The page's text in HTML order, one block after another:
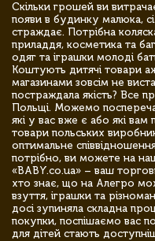
Скільки грошей ви
появи в будинку малюка,
страждає. Потрібна
приладдя, косметика та
одяг та іграшки молоді
Коштують дитячі товари
магазинами зовсім не
постраждала якість? Все
Польщі. Можемо
які у вас вже є або які
товари польських
оптимальне
потрібно, ви можете на
«BABY.co.ua» – ваш
хто знає, що на Алегро
взуття, іграшки та
досі зупиняла складна
покупки, поспішаємо вас
для дітей стають